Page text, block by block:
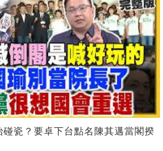
瓷？要卓下台點名陳其邁當閣揆